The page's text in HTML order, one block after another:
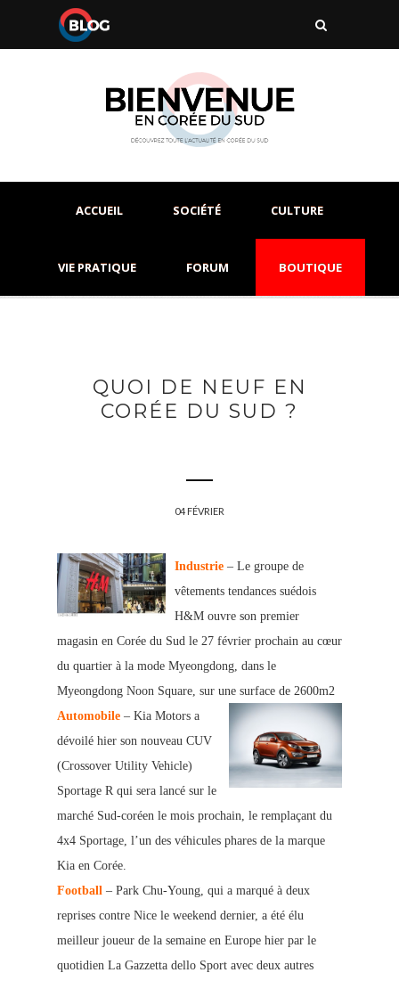
ACCUEIL SOCIÉTÉ CULTURE
VIE PRATIQUE FORUM BOUTIQUE
QUOI DE NEUF EN
CORÉE DU SUD ?
04 FÉVRIER
Industrie – Le groupe de
vêtements tendances suédois
H&M ouvre son premier
magasin en Corée du Sud le 27 février prochain au cœur
du quartier à la mode Myeongdong, dans le
Myeongdong Noon Square, sur une surface de 2600m2
Automobile – Kia Motors a
dévoilé hier son nouveau CUV
(Crossover Utility Vehicle)
Sportage R qui sera lancé sur le
marché Sud-coréen le mois prochain, le remplaçant du
4x4 Sportage, l’un des véhicules phares de la marque
Kia en Corée.
Football – Park Chu-Young, qui a marqué à deux
reprises contre Nice le weekend dernier, a été élu
meilleur joueur de la semaine en Europe hier par le
quotidien La Gazzetta dello Sport avec deux autres